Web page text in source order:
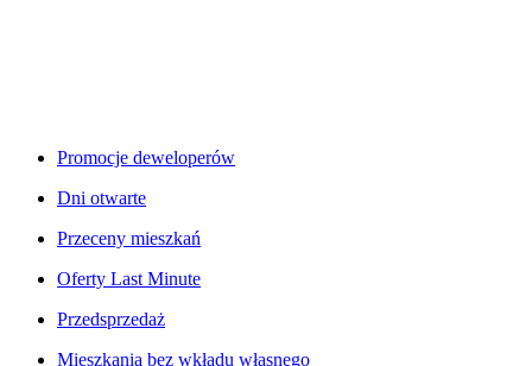
Promocje deweloperów
Dni otwarte
Przeceny mieszkań
Oferty Last Minute
Przedsprzedaż
Mieszkania bez wkładu własnego